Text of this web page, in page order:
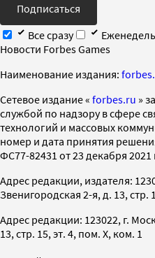
Подписаться
Все сразу
Новости Forbes Games
Наименование издания:
Cетевое издание « forbes.ru »
службой по надзору в сфере
технологий и массовых
номер и дата принятия
ФС77-82431 от 23 декабря 2021
Адрес редакции, издателя:
Звенигородская 2-я, д. 13, стр.
Адрес редакции: 123022, г.
13, стр. 15, эт. 4, пом. X, ком. 1